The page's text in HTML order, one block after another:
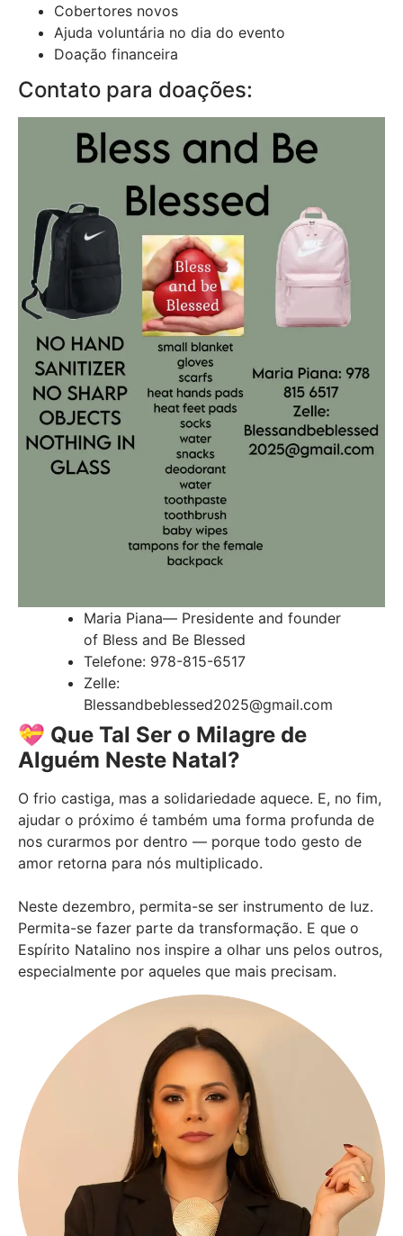
Cobertores novos
Ajuda voluntária no dia do evento
Doação financeira
Contato para doações:
Maria Piana— Presidente and founder
of Bless and Be Blessed
Telefone: 978-815-6517
Zelle:
Blessandbeblessed2025@gmail.com
💝 Que Tal Ser o Milagre de
Alguém Neste Natal?
O frio castiga, mas a solidariedade aquece. E, no fim,
ajudar o próximo é também uma forma profunda de
nos curarmos por dentro — porque todo gesto de
amor retorna para nós multiplicado.
Neste dezembro, permita-se ser instrumento de luz.
Permita-se fazer parte da transformação. E que o
Espírito Natalino nos inspire a olhar uns pelos outros,
especialmente por aqueles que mais precisam.